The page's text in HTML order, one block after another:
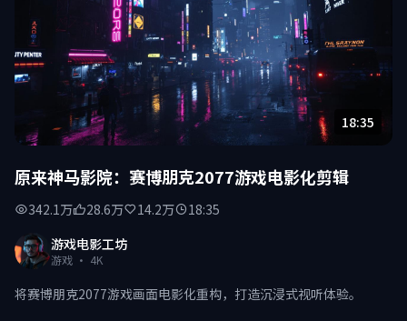
18:35
原来神马影院：赛博朋克2077游戏电影化剪辑
342.1万 28.6万 14.2万
18:35
游戏电影工坊
游戏 · 4K
将赛博朋克2077游戏画面电影化重构，打造沉浸式视听体验。